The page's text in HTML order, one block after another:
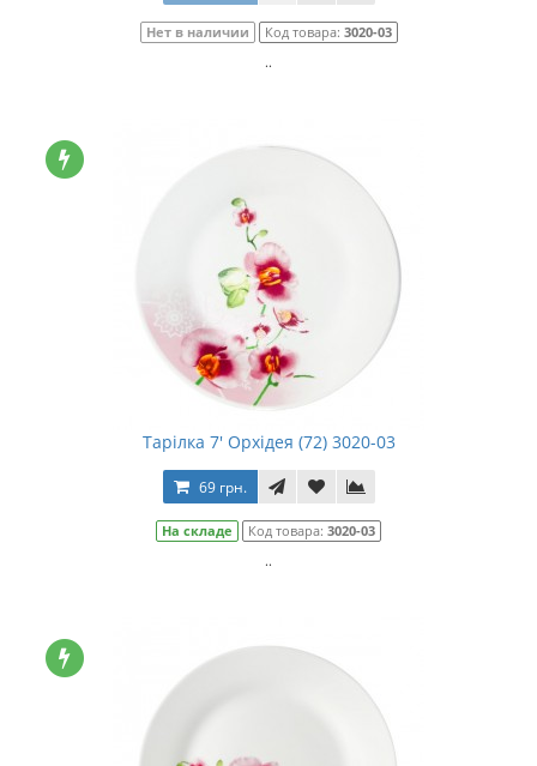
Нет в наличии Код товара: 3020-03
..
Тарілка 7' Орхідея (72) 3020-03
69 грн.
На складе Код товара: 3020-03
..